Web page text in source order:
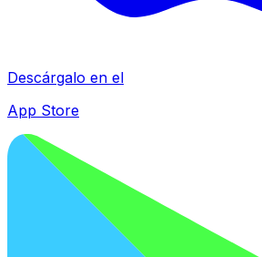
Descárgalo en el
App Store